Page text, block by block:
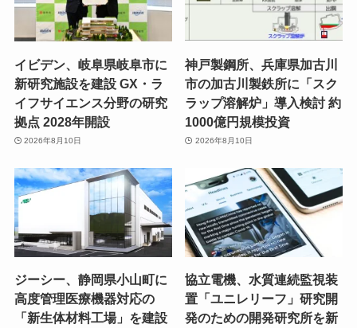
イビデン、岐阜県岐阜市に
新研究施設を建設 GX・ラ
イフサイエンス分野の研究
拠点 2028年開設
2026年8月10日
神戸製鋼所、兵庫県加古川
市の加古川製鉄所に「スク
ラップ溶解炉」導入検討 約
1000億円規模投資
2026年8月10日
ジーシー、静岡県小山町に
高度管理医療機器対応の
「新生体材料工場」を建設
協立電機、水質連続監視装
置「ユニレリーフ」研究開
発のための開発研究所を新